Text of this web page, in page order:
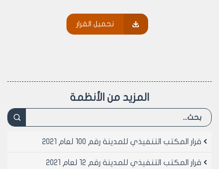
تحميل القرار
المزيد من الأنظمة
قرار المكتب التنفيذي للمدينة رقم 100 لعام 2021
قرار المكتب التنفيذي للمدينة رقم 12 لعام 2021